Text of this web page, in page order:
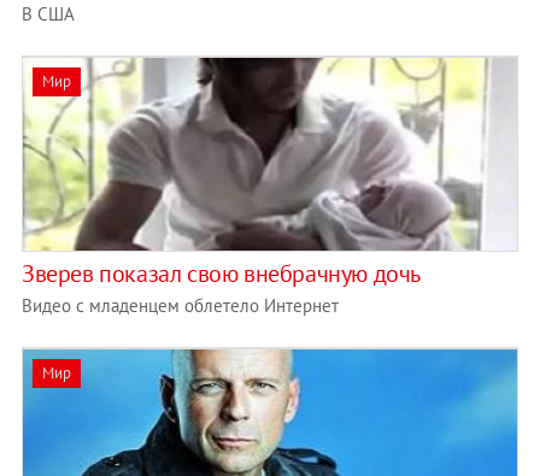
В США
Мир
Зверев показал свою внебрачную дочь
Видео с младенцем облетело Интернет
Мир